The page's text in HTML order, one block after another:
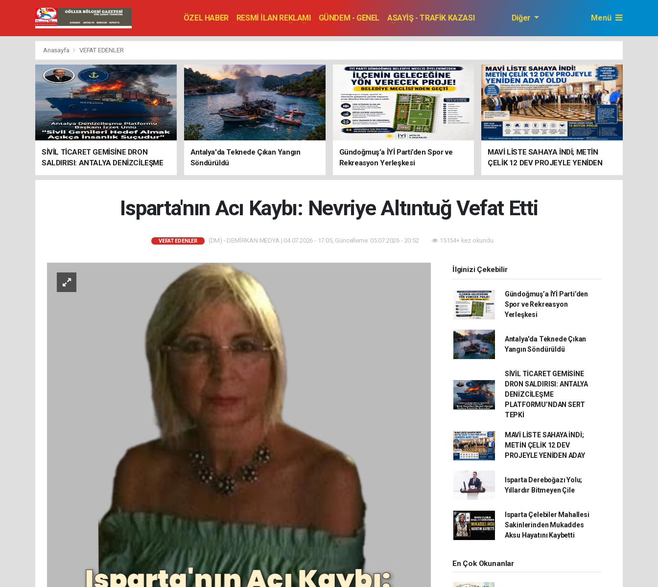
ÖZEL HABER RESMİ İLAN REKLAMI GÜNDEM - GENEL
ASAYİŞ - TRAFİK KAZASI
VEFAT EDENLER
TOPLANTI - DÜĞÜN
Diğer Menü
Anasayfa VEFAT EDENLER
SİVİL TİCARET GEMİSİNE DRON
SALDIRISI: ANTALYA DENİZCİLEŞME
PLATFORMU’NDAN SERT TEPKİ
Antalya'da Teknede Çıkan Yangın
Söndürüldü
Gündoğmuş’a İYİ Parti’den Spor ve
Rekreasyon Yerleşkesi
MAVİ LİSTE SAHAYA İNDİ; METİN
ÇELİK 12 DEV PROJEYLE YENİDEN
ADAY
Isparta'nın Acı Kaybı: Nevriye Altıntuğ Vefat Etti
VEFAT EDENLER (DM) - DEMİRKAN MEDYA | 04.07.2026 - 17:05, Güncelleme: 05.07.2026 - 20:52 15154+ kez okundu.
İlginizi Çekebilir
Gündoğmuş’a İYİ Parti’den
Spor ve Rekreasyon
Yerleşkesi
Antalya'da Teknede Çıkan
Yangın Söndürüldü
SİVİL TİCARET GEMİSİNE
DRON SALDIRISI: ANTALYA
DENİZCİLEŞME
PLATFORMU’NDAN SERT
TEPKİ
MAVİ LİSTE SAHAYA İNDİ;
METİN ÇELİK 12 DEV
PROJEYLE YENİDEN ADAY
Isparta Dereboğazı Yolu;
Yıllardır Bitmeyen Çile
Isparta Çelebiler Mahallesi
Sakinlerinden Mukaddes
Aksu Hayatını Kaybetti
En Çok Okunanlar